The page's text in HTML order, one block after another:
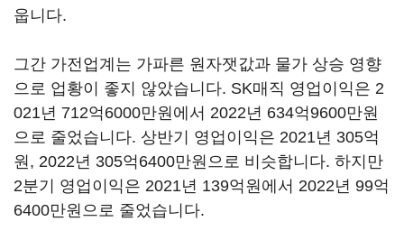
웁니다.
그간 가전업계는 가파른 원자잿값과 물가 상승 영향
으로 업황이 좋지 않았습니다. SK매직 영업이익은 2
021년 712억6000만원에서 2022년 634억9600만원
으로 줄었습니다. 상반기 영업이익은 2021년 305억
원, 2022년 305억6400만원으로 비슷합니다. 하지만
2분기 영업이익은 2021년 139억원에서 2022년 99억
6400만원으로 줄었습니다.